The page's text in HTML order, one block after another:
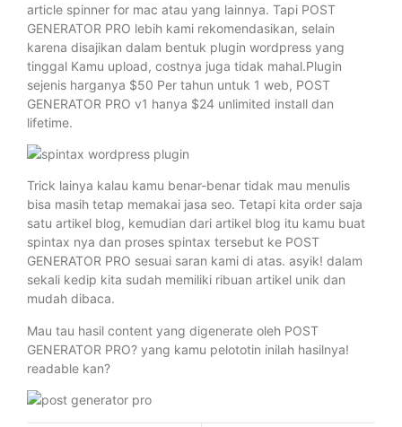
article spinner for mac atau yang lainnya. Tapi POST
GENERATOR PRO lebih kami rekomendasikan, selain
karena disajikan dalam bentuk plugin wordpress yang
tinggal Kamu upload, costnya juga tidak mahal.Plugin
sejenis harganya $50 Per tahun untuk 1 web, POST
GENERATOR PRO v1 hanya $24 unlimited install dan
lifetime.
Trick lainya kalau kamu benar-benar tidak mau menulis
bisa masih tetap memakai jasa seo. Tetapi kita order saja
satu artikel blog, kemudian dari artikel blog itu kamu buat
spintax nya dan proses spintax tersebut ke POST
GENERATOR PRO sesuai saran kami di atas. asyik! dalam
sekali kedip kita sudah memiliki ribuan artikel unik dan
mudah dibaca.
Mau tau hasil content yang digenerate oleh POST
GENERATOR PRO? yang kamu pelototin inilah hasilnya!
readable kan?